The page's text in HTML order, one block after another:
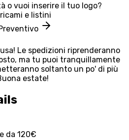
o vuoi inserire il tuo logo?
e listini
Le spedizioni riprenderanno
ma tu puoi tranquillamente
soltanto un po' di più
estate!
da 120€